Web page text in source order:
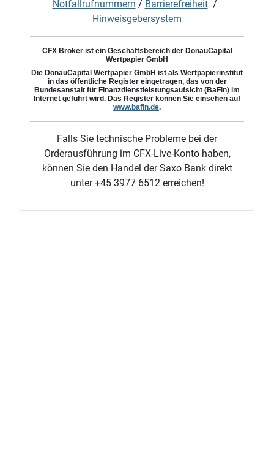
Notfallrufnummern / Barrierefreiheit/
Hinweisgebersystem
CFX Broker ist ein Geschäftsbereich der DonauCapital
Wertpapier GmbH
Die DonauCapital Wertpapier GmbH ist als Wertpapierinstitut
in das öffentliche Register eingetragen, das von der
Bundesanstalt für Finanzdienstleistungsaufsicht (BaFin) im
Internet geführt wird. Das Register können Sie einsehen auf
www.bafin.de.
Falls Sie technische Probleme bei der
Orderausführung im CFX-Live-Konto haben,
können Sie den Handel der Saxo Bank direkt
unter +45 3977 6512 erreichen!